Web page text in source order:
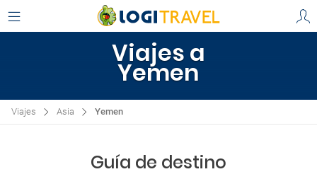
Viajes a
Yemen
Viajes Asia Yemen
Guía de destino